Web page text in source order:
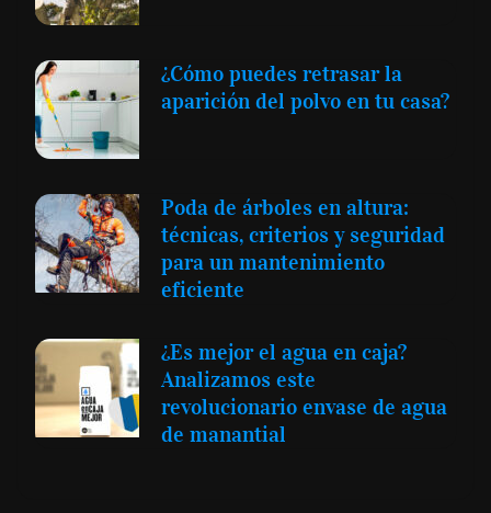
¿Cómo puedes retrasar la
aparición del polvo en tu casa?
Poda de árboles en altura:
técnicas, criterios y seguridad
para un mantenimiento
eficiente
¿Es mejor el agua en caja?
Analizamos este
revolucionario envase de agua
de manantial